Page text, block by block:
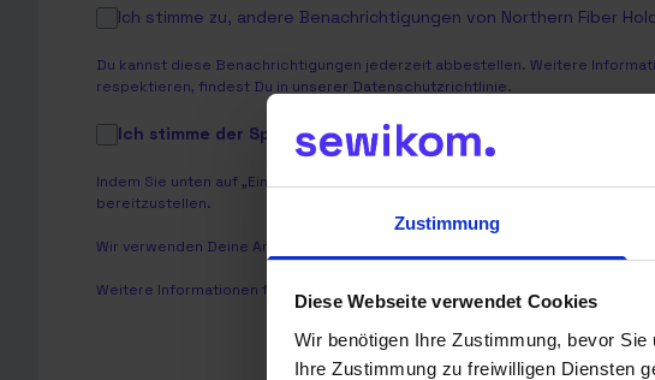
Zustimmung
Diese Webseite verwendet Cookies
Wir benötigen Ihre Zustimmung, bevor
Ihre Zustimmung zu freiwilligen Diensten
Ich stimme zu, andere Benachrichtigungen von Northern Fiber
Du kannst diese Benachrichtigungen jederzeit abbestellen. Weitere
respektieren, findest Du in unserer Datenschutzrichtlinie.
Ich stimme der Speicherung und Verarbeitung meiner
Indem Sie unten auf „Einsenden“ klicken, stimmen Sie zu, dass die
bereitzustellen.
Wir verwenden Deine Angaben zweckgebunden zur Bearbeitung Deiner
Weitere Informationen findest Du in unserer Datenschutzerklärung.